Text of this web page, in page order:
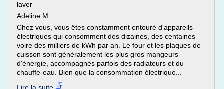
laver
Adeline M
Chez vous, vous êtes constamment entouré d'appareils
électriques qui consomment des dizaines, des centaines
voire des milliers de kWh par an. Le four et les plaques de
cuisson sont généralement les plus gros mangeurs
d'énergie, accompagnés parfois des radiateurs et du
chauffe-eau. Bien que la consommation électrique...
Lire la suite